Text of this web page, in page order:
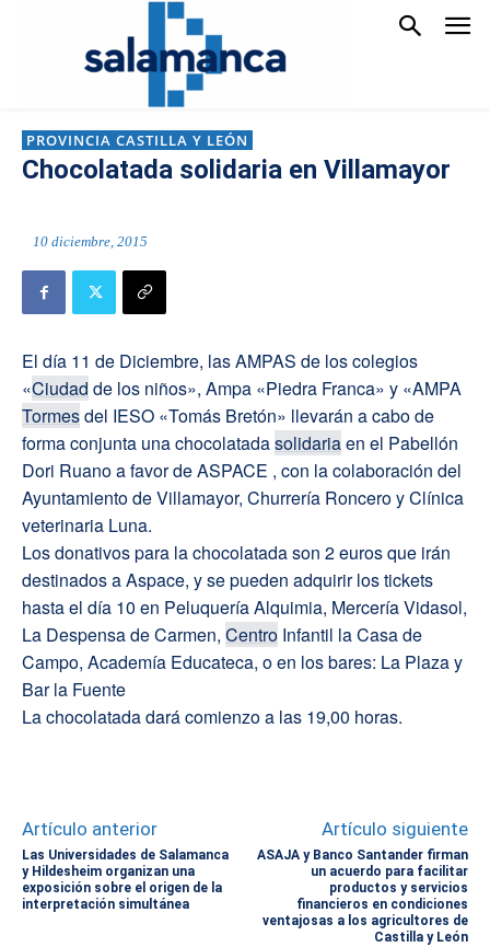
PROVINCIA CASTILLA Y LEÓN
Chocolatada solidaria en Villamayor
10 diciembre, 2015
El día 11 de Diciembre, las AMPAS de los colegios
«Ciudad de los niños», Ampa «Piedra Franca» y «AMPA
Tormesdel IESO «Tomás Bretón» llevarán a cabo de
forma conjunta una chocolatadasolidariaen el Pabellón
Dori Ruano a favor de ASPACE , con la colaboración del
Ayuntamiento de Villamayor, Churrería Roncero y Clínica
veterinaria Luna.
Los donativos para la chocolatada son 2 euros que irán
destinados a Aspace, y se pueden adquirir los tickets
hasta el día 10 en Peluquería Alquimia, Mercería Vidasol,
La Despensa de Carmen, Centro Infantil la Casa de
Campo, Academía Educateca, o en los bares: La Plaza y
Bar la Fuente
La chocolatada dará comienzo a las 19,00 horas.
Artículo anterior
Las Universidades de Salamanca
y Hildesheim organizan una
exposición sobre el origen de la
interpretación simultánea
Artículo siguiente
ASAJA y Banco Santander firman
un acuerdo para facilitar
productos y servicios
financieros en condiciones
ventajosas a los agricultores de
Castilla y León